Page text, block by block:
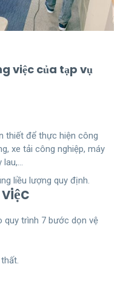
việc của tạp vụ
thiết để thực hiện công
xe tải công nghiệp, máy
lau,…
liều lượng quy định.
quy trình 7 bước dọn vệ